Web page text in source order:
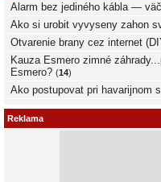
Alarm bez jediného kábla —
Ako si urobit vyvyseny zahon
Otvarenie brany cez internet
Kauza Esmero zimné
Esmero? (14)
Ako postupovat pri havarijnom
Reklama